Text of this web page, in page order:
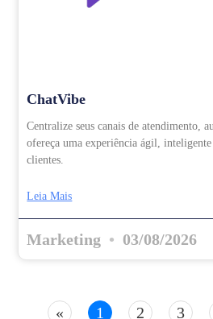
ChatVibe
Centralize seus canais de atendimento,
ofereça uma experiência ágil, inteligente
clientes.
Leia Mais
Marketing 03/08/2026
« 1 2 3